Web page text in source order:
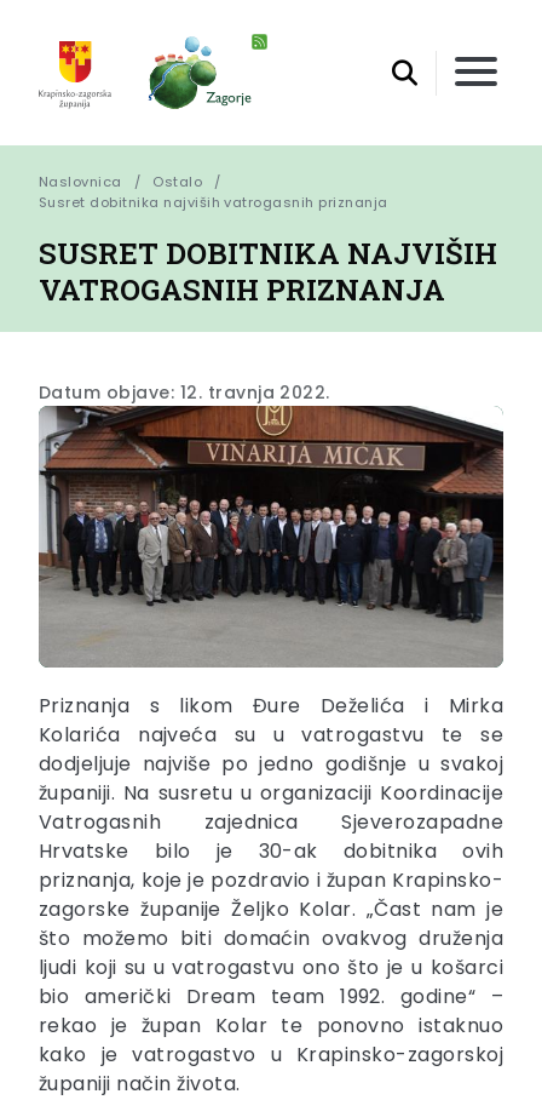
Naslovnica
Ostalo
Susret dobitnika najviših vatrogasnih priznanja
SUSRET DOBITNIKA NAJVIŠIH
VATROGASNIH PRIZNANJA
Datum objave: 12. travnja 2022.
Priznanja s likom Đure Deželića i Mirka
Kolarića najveća su u vatrogastvu te se
dodjeljuje najviše po jedno godišnje u svakoj
županiji. Na susretu u organizaciji Koordinacije
Vatrogasnih zajednica Sjeverozapadne
Hrvatske bilo je 30-ak dobitnika ovih
priznanja, koje je pozdravio i župan Krapinsko-
zagorske županije Željko Kolar. „Čast nam je
što možemo biti domaćin ovakvog druženja
ljudi koji su u vatrogastvu ono što je u košarci
bio američki Dream team 1992. godine“ –
rekao je župan Kolar te ponovno istaknuo
kako je vatrogastvo u Krapinsko-zagorskoj
županiji način života.